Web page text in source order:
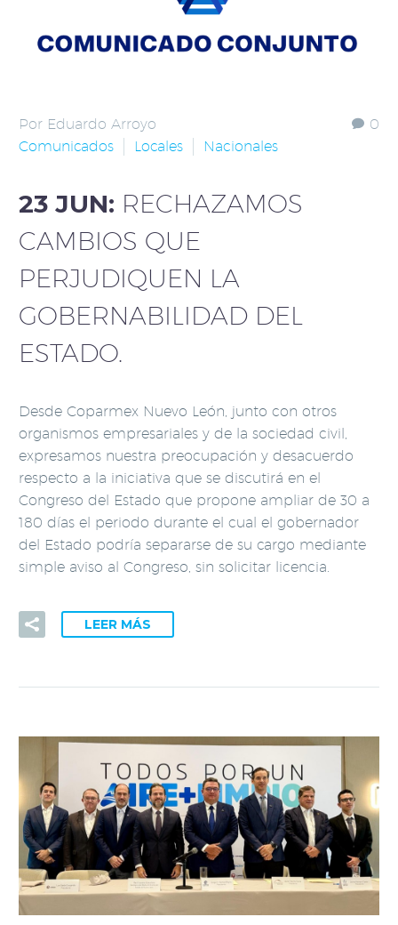
0
Por Eduardo Arroyo
Comunicados
Locales Nacionales
23 JUN: RECHAZAMOS
CAMBIOS QUE
PERJUDIQUEN LA
GOBERNABILIDAD DEL
ESTADO.
Desde Coparmex Nuevo León, junto con otros
organismos empresariales y de la sociedad civil,
expresamos nuestra preocupación y desacuerdo
respecto a la iniciativa que se discutirá en el
Congreso del Estado que propone ampliar de 30 a
180 días el periodo durante el cual el gobernador
del Estado podría separarse de su cargo mediante
simple aviso al Congreso, sin solicitar licencia.
LEER MÁS